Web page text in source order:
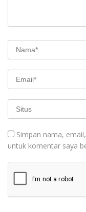
Simpan nama,
untuk komentar saya